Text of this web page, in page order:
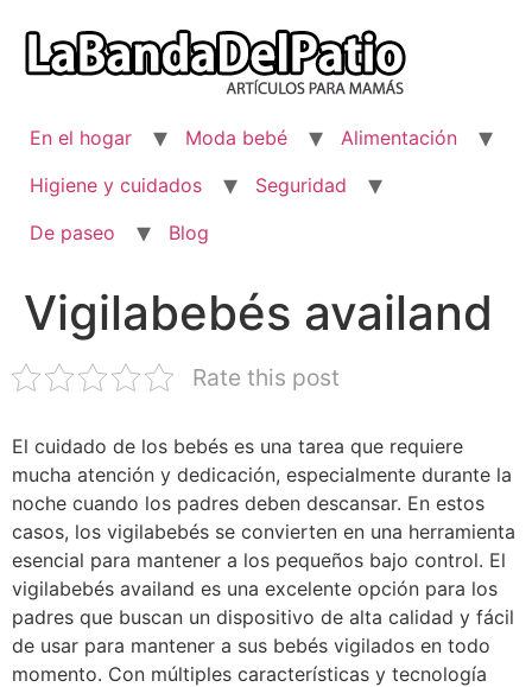
contenido
En el hogar Moda bebé
Alimentación
Higiene y cuidados
Seguridad
De paseo
Blog
Vigilabebés availand
Rate this post
El cuidado de los bebés es una tarea que requiere
mucha atención y dedicación, especialmente durante la
noche cuando los padres deben descansar. En estos
casos, los vigilabebés se convierten en una herramienta
esencial para mantener a los pequeños bajo control. El
vigilabebés availand es una excelente opción para los
padres que buscan un dispositivo de alta calidad y fácil
de usar para mantener a sus bebés vigilados en todo
momento. Con múltiples características y tecnología